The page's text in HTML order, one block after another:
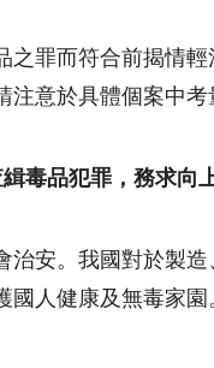
罪而符合前揭情
意於具體個案中
毒品犯罪，務求向
安。我國對於製
國人健康及無毒家園